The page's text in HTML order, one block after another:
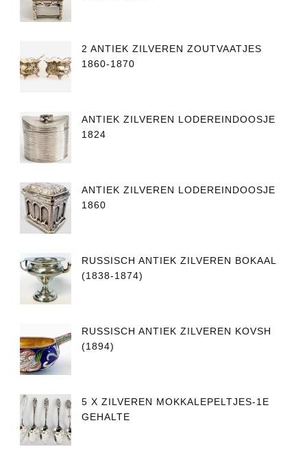
2 ANTIEK ZILVEREN ZOUTVAATJES
1860-1870
ANTIEK ZILVEREN LODEREINDOOSJE
1824
ANTIEK ZILVEREN LODEREINDOOSJE
1860
RUSSISCH ANTIEK ZILVEREN BOKAAL
(1838-1874)
RUSSISCH ANTIEK ZILVEREN KOVSH
(1894)
5 X ZILVEREN MOKKALEPELTJES-1E
GEHALTE